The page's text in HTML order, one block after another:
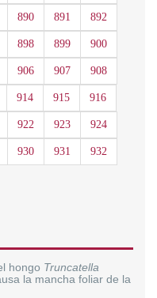
890 891 892
898 899 900
906 907 908
914 915 916
922 923 924
930 931 932
hongo Truncatella
la mancha foliar de la